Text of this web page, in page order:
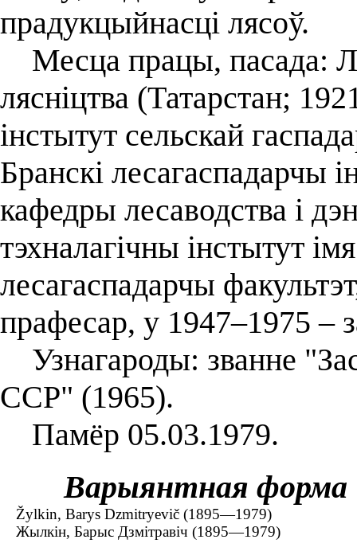
прадукцыйнасці лясоў.
Месца працы, пасада:
лясніцтва (Татарстан;
інстытут сельскай
Бранскі лесагаспадарчы
кафедры лесаводства і
тэхналагічны інстытут
лесагаспадарчы
прафесар, у 1947–1975 –
Узнагароды: званне
ССР" (1965).
Памёр 05.03.1979.
Варыянтная форма
Žylkin, Barys Dzmitryevič (1895—1979)
Жылкін, Барыс Дзмітравіч (1895—1979)